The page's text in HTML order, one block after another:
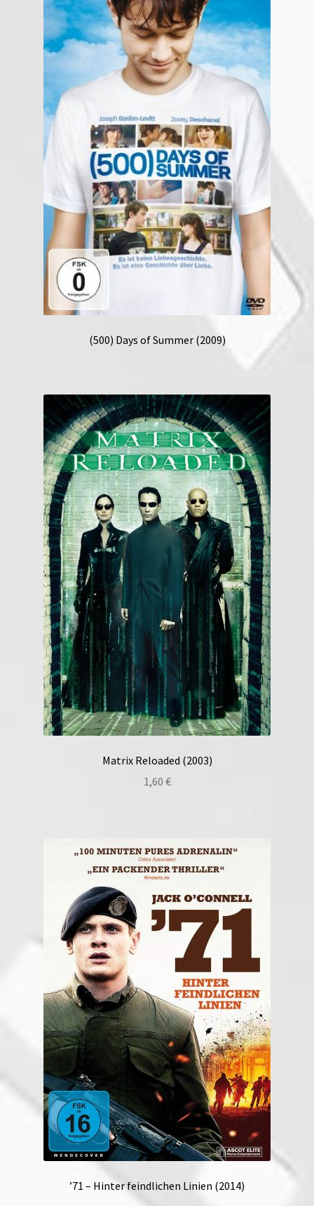
(500) Days of Summer (2009)
Matrix Reloaded (2003)
1,60 €
’71 – Hinter feindlichen Linien (2014)